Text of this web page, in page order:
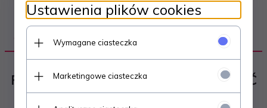
OPIS PRODUKTU
POJEMNIK HERMETYCZNY NA ŻYWNOŚĆ
1,3L
Ustawienia plików cookies
Wymagane ciasteczka
Marketingowe ciasteczka